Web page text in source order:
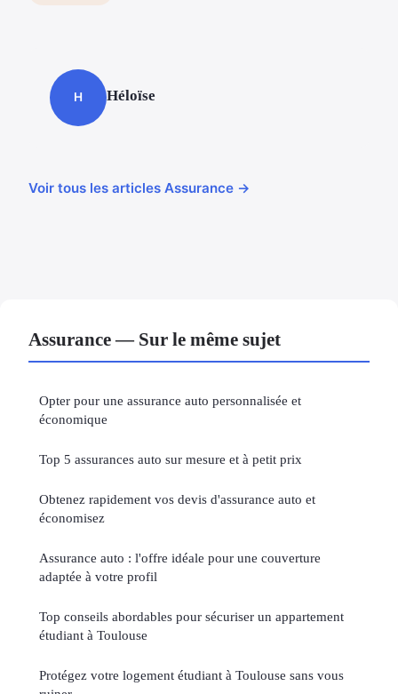
H Héloïse
Voir tous les articles Assurance →
Assurance — Sur le même sujet
Opter pour une assurance auto personnalisée et
économique
Top 5 assurances auto sur mesure et à petit prix
Obtenez rapidement vos devis d'assurance auto et
économisez
Assurance auto : l'offre idéale pour une couverture
adaptée à votre profil
Top conseils abordables pour sécuriser un appartement
étudiant à Toulouse
Protégez votre logement étudiant à Toulouse sans vous